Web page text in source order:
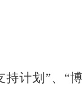
计划”、“